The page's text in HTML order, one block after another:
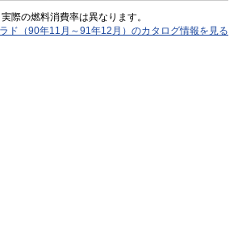
際の燃料消費率は異なります。
ド（90年11月～91年12月）のカタログ情報を見る